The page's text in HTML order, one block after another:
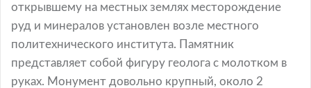
открывшему на местных землях месторождение
руд и минералов установлен возле местного
политехнического института. Памятник
представляет собой фигуру геолога с молотком в
руках. Монумент довольно крупный, около 2